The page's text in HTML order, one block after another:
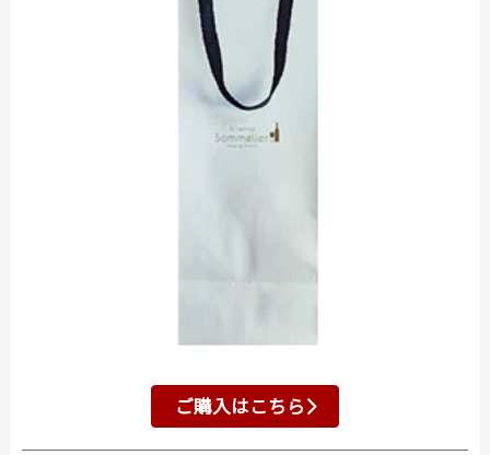
ご購入はこちら